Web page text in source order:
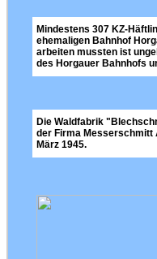
Mindestens 307 KZ-
ehemaligen Bahnhof
arbeiten mussten ist
des Horgauer Bahnhofs
Die Waldfabrik
der Firma Messerschmitt
März 1945.